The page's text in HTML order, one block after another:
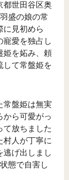
都世田谷区奥
盛の娘の常
に見初めら
寵愛を独占し
姫を妬み、頼
して常盤姫を
常盤姫は無実
から可愛がっ
て放ちました
村人が丁寧に
逃げ出しまし
態で自害し